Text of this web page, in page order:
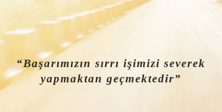
“Başarımızın sırrı işimizi severek
yapmaktan geçmektedir”